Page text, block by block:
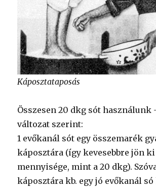
Káposztataposás
Összesen 20 dkg sót használunk
változat szerint:
1 evőkanál sót egy összemarék
káposztára (így kevesebbre jön ki
mennyisége, mint a 20 dkg).
káposztára kb. egy jó evőkanál